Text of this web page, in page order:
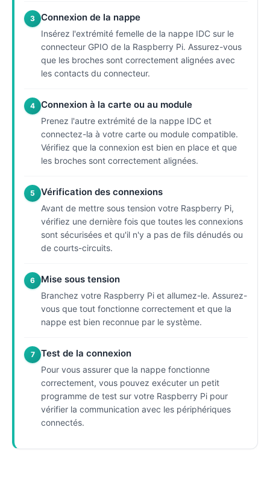
3 Connexion de la nappe
Insérez l'extrémité femelle de la nappe IDC sur le
connecteur GPIO de la Raspberry Pi. Assurez-vous
que les broches sont correctement alignées avec
les contacts du connecteur.
4 Connexion à la carte ou au module
Prenez l'autre extrémité de la nappe IDC et
connectez-la à votre carte ou module compatible.
Vérifiez que la connexion est bien en place et que
les broches sont correctement alignées.
5 Vérification des connexions
Avant de mettre sous tension votre Raspberry Pi,
vérifiez une dernière fois que toutes les connexions
sont sécurisées et qu'il n'y a pas de fils dénudés ou
de courts-circuits.
6 Mise sous tension
Branchez votre Raspberry Pi et allumez-le. Assurez-
vous que tout fonctionne correctement et que la
nappe est bien reconnue par le système.
7 Test de la connexion
Pour vous assurer que la nappe fonctionne
correctement, vous pouvez exécuter un petit
programme de test sur votre Raspberry Pi pour
vérifier la communication avec les périphériques
connectés.